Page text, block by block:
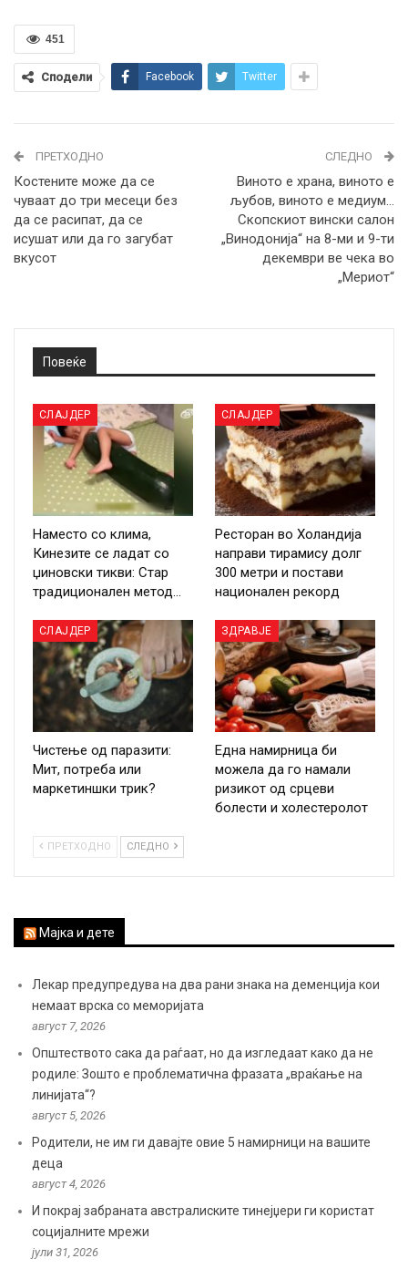
451
Сподели Facebook Twitter
ПРЕТХОДНО
Костените може да се
чуваат до три месеци без
да се расипат, да се
исушат или да го загубат
вкусот
СЛЕДНО
Виното е храна, виното е
љубов, виното е медиум…
Скопскиот вински салон
„Винодонија“ на 8-ми и 9-ти
декември ве чека во
„Мериот“
Повеќе
СЛАЈДЕР
Наместо со клима,
Кинезите се ладат со
џиновски тикви: Стар
традиционален метод…
СЛАЈДЕР
Ресторан во Холандија
направи тирамису долг
300 метри и постави
национален рекорд
СЛАЈДЕР
Чистење од паразити:
Мит, потреба или
маркетиншки трик?
ЗДРАВЈЕ
Една намирница би
можела да го намали
ризикот од срцеви
болести и холестеролот
ПРЕТХОДНО СЛЕДНО
Мајка и дете
Лекар предупредува на два рани знака на деменција кои
немаат врска со меморијата
август 7, 2026
Општеството сака да раѓаат, но да изгледаат како да не
родиле: Зошто е проблематична фразата „враќање на
линијата“?
август 5, 2026
Родители, не им ги давајте овие 5 намирници на вашите
деца
август 4, 2026
И покрај забраната австралиските тинејџери ги користат
социјалните мрежи
јули 31, 2026